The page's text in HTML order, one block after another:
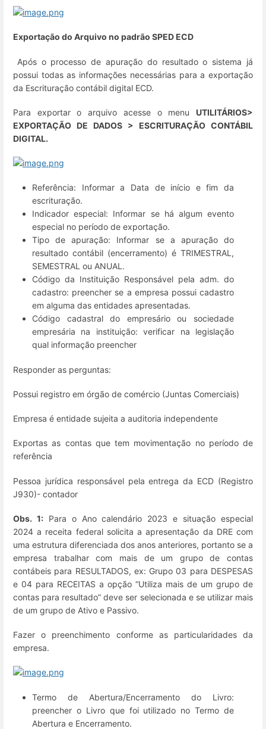
Exportação do Arquivo no padrão SPED ECD
Após o processo de apuração do resultado o sistema já
possui todas as informações necessárias para a exportação
da Escrituração contábil digital ECD.
Para exportar o arquivo acesse o menu UTILITÁRIOS>
EXPORTAÇÃO DE DADOS > ESCRITURAÇÃO CONTÁBIL
DIGITAL.
Referência: Informar a Data de início e fim da
escrituração.
Indicador especial: Informar se há algum evento
especial no período de exportação.
Tipo de apuração: Informar se a apuração do
resultado contábil (encerramento) é TRIMESTRAL,
SEMESTRAL ou ANUAL.
Código da Instituição Responsável pela adm. do
cadastro: preencher se a empresa possui cadastro
em alguma das entidades apresentadas.
Código cadastral do empresário ou sociedade
empresária na instituição: verificar na legislação
qual informação preencher
Responder as perguntas:
Possui registro em órgão de comércio (Juntas Comerciais)
Empresa é entidade sujeita a auditoria independente
Exportas as contas que tem movimentação no período de
referência
Pessoa jurídica responsável pela entrega da ECD (Registro
J930)- contador
Obs. 1:Para o Ano calendário 2023 e situação especial
2024 a receita federal solicita a apresentação da DRE com
uma estrutura diferenciada dos anos anteriores, portanto se a
empresa trabalhar com mais de um grupo de contas
contábeis para RESULTADOS, ex: Grupo 03 para DESPESAS
e 04 para RECEITAS a opção “Utiliza mais de um grupo de
contas para resultado” deve ser selecionada e se utilizar mais
de um grupo de Ativo e Passivo.
Fazer o preenchimento conforme as particularidades da
empresa.
Termo de Abertura/Encerramento do Livro:
preencher o Livro que foi utilizado no Termo de
Abertura e Encerramento.